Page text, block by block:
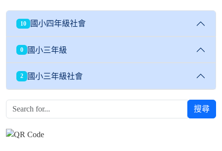
10 國小四年級社會
0 國小三年級
2 國小三年級社會
搜尋